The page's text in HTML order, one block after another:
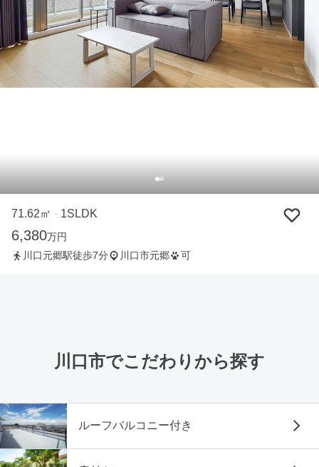
71.62㎡ ・ 1SLDK
6,380万円
川口元郷駅徒歩7分
川口市元郷 可
川口市でこだわりから探す
ルーフバルコニー付き